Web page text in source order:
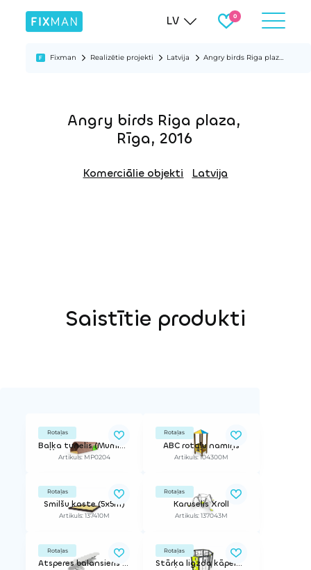
LV
Fixman Realizētie projekti Latvija Angry birds Riga plaza, Rīga, 2016
Angry birds Riga plaza,
Rīga, 2016
Komerciālie objekti Latvija
Saistītie produkti
Rotaļas
Baļķa tunelis (Mumiņa produktu sērija)
Artikuls: MP0204
Rotaļas
ABC rotaļu namiņš
Artikuls: 104300M
Rotaļas
Smilšu kaste (5x5m)
Artikuls: 137410M
Rotaļas
Karuselis Xroll
Artikuls: 137043M
Rotaļas
Atsperes balansieris Tārpiņš
Rotaļas
Stārķa ligzda kāpelēšanas komplekss